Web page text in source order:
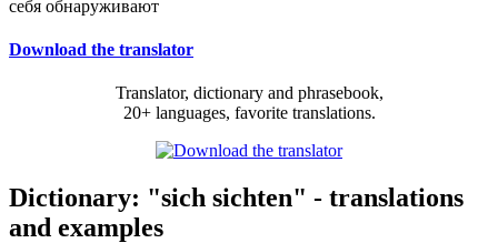
себя обнаруживают
Download the translator
Translator, dictionary and phrasebook,
20+ languages, favorite translations.
Dictionary: "sich sichten" - translations
and examples